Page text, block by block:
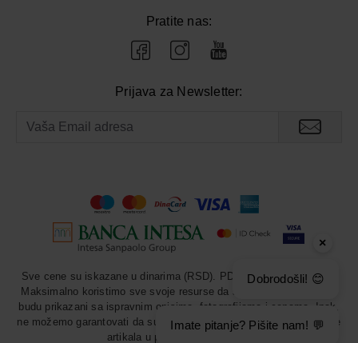
Pratite nas:
Prijava za Newsletter:
Sve cene su iskazane u dinarima (RSD). PDV je uračunat u cenu.
Maksimalno koristimo sve svoje resurse da svi artikli u prodavnici
budu prikazani sa ispravnim opisima, fotografijama i cenama. Ipak,
ne možemo garantovati da su sve navedene informacije i fotografije
artikala u potpunosti ispravne.
×
Dobrodošli! 😊
Imate pitanje? Pišite nam! 💬